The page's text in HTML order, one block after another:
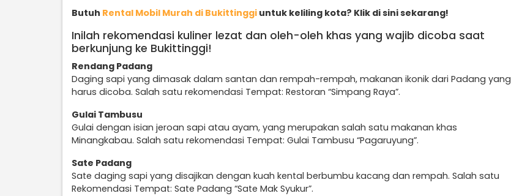
Butuh Rental Mobil Murah di Bukittinggi untuk keliling kota? Klik di sini sekarang!
Inilah rekomendasi kuliner lezat dan oleh-oleh khas yang wajib dicoba saat
berkunjung ke Bukittinggi!
Rendang Padang
Daging sapi yang dimasak dalam santan dan rempah-rempah, makanan ikonik dari Padang yang
harus dicoba. Salah satu rekomendasi Tempat: Restoran “Simpang Raya”.
Gulai Tambusu
Gulai dengan isian jeroan sapi atau ayam, yang merupakan salah satu makanan khas
Minangkabau. Salah satu rekomendasi Tempat: Gulai Tambusu “Pagaruyung”.
Sate Padang
Sate daging sapi yang disajikan dengan kuah kental berbumbu kacang dan rempah. Salah satu
Rekomendasi Tempat: Sate Padang “Sate Mak Syukur”.